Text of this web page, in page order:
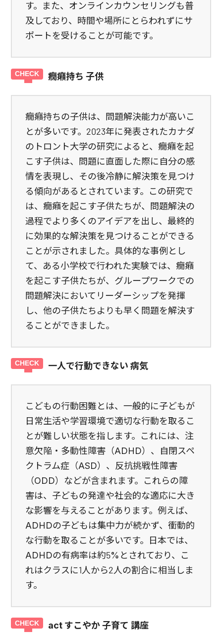
す。また、オンラインカウンセリングも普
及しており、時間や場所にとらわれずにサ
ポートを受けることが可能です。
癇癪持ち 子供
癇癪持ちの子供は、問題解決能力が高いこ
とが多いです。2023年に発表されたカナダ
のトロント大学の研究によると、癇癪を起
こす子供は、問題に直面した際に自分の感
情を表現し、その後冷静に解決策を見つけ
る傾向があるとされています。この研究で
は、癇癪を起こす子供たちが、問題解決の
過程でより多くのアイデアを出し、最終的
に効果的な解決策を見つけることができる
ことが示されました。具体的な事例とし
て、ある小学校で行われた実験では、癇癪
を起こす子供たちが、グループワークでの
問題解決においてリーダーシップを発揮
し、他の子供たちよりも早く問題を解決す
ることができました。
一人で行動できない 病気
こどもの行動困難とは、一般的に子どもが
日常生活や学習環境で適切な行動を取るこ
とが難しい状態を指します。これには、注
意欠陥・多動性障害（ADHD）、自閉スペ
クトラム症（ASD）、反抗挑戦性障害
（ODD）などが含まれます。これらの障
害は、子どもの発達や社会的な適応に大き
な影響を与えることがあります。例えば、
ADHDの子どもは集中力が続かず、衝動的
な行動を取ることが多いです。日本では、
ADHDの有病率は約5%とされており、こ
れはクラスに1人から2人の割合に相当しま
す。
act すこやか 子育て 講座